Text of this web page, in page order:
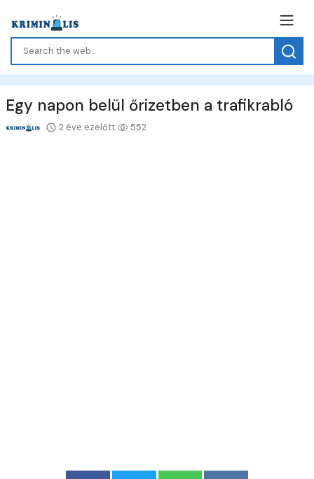
Egy napon belül őrizetben a trafikrabló
2 éve ezelőtt 552